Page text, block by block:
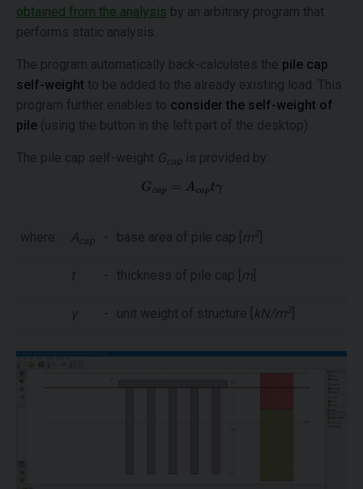
obtained from the analysis by an arbitrary program that
performs static analysis.
The program automatically back-calculates the pile cap
self-weight to be added to the already existing load. This
program further enables to consider the self-weight of
pile (using the button in the left part of the desktop)
The pile cap self-weight G cap is provided by:
where: A cap - base area of pile cap [ m2
t - thickness of pile cap [ m
γ - unit weight of structure [ kN/m 3